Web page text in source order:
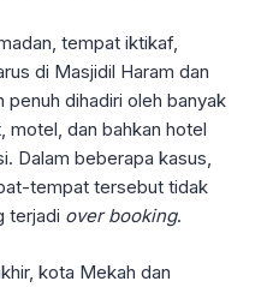
tempat iktikaf,
di Masjidil Haram dan
penuh dihadiri oleh banyak
motel, dan bahkan hotel
Dalam beberapa kasus,
tempat tersebut tidak
terjadi over booking.
kota Mekah dan